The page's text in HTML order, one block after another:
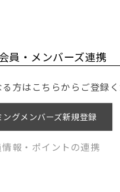
員・メンバーズ連携
方はこちらからご登録く
ングメンバーズ新規登録
報・ポイントの連携